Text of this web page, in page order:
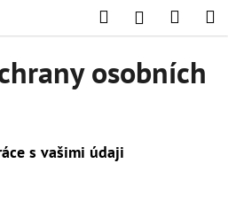
HledatPřihlášení
osobních
s vašimi údaji